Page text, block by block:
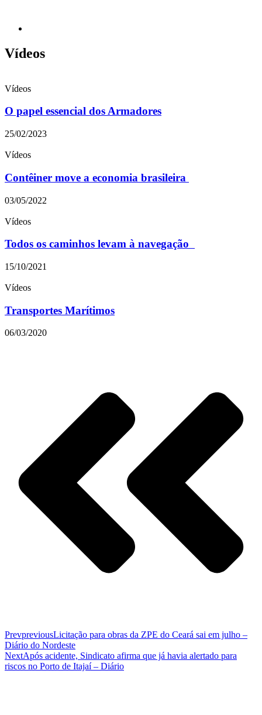
Vídeos
Vídeos
O papel essencial dos Armadores
25/02/2023
Vídeos
Contêiner move a economia brasileira
03/05/2022
Vídeos
Todos os caminhos levam à navegação
15/10/2021
Vídeos
Transportes Marítimos
06/03/2020
PrevpreviousLicitação para obras da ZPE do Ceará sai em julho –
Diário do Nordeste
NextApós acidente, Sindicato afirma que já havia alertado para
riscos no Porto de Itajaí – Diário